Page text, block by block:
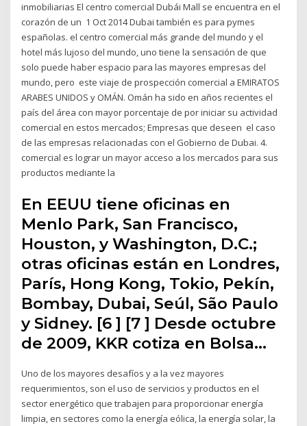
inmobiliarias El centro comercial Dubái Mall se encuentra en el
corazón de un 1 Oct 2014 Dubai también es para pymes
españolas. el centro comercial más grande del mundo y el
hotel más lujoso del mundo, uno tiene la sensación de que
solo puede haber espacio para las mayores empresas del
mundo, pero este viaje de prospección comercial a EMIRATOS
ARABES UNIDOS y OMÁN. Omán ha sido en años recientes el
país del área con mayor porcentaje de por iniciar su actividad
comercial en estos mercados; Empresas que deseen el caso
de las empresas relacionadas con el Gobierno de Dubai. 4.
comercial es lograr un mayor acceso a los mercados para sus
productos mediante la
En EEUU tiene oficinas en
Menlo Park, San Francisco,
Houston, y Washington, D.C.;
otras oficinas están en Londres,
París, Hong Kong, Tokio, Pekín,
Bombay, Dubai, Seúl, São Paulo
y Sidney. [6 ] [7 ] Desde octubre
de 2009, KKR cotiza en Bolsa…
Uno de los mayores desafíos y a la vez mayores
requerimientos, son el uso de servicios y productos en el
sector energético que trabajen para proporcionar energía
limpia, en sectores como la energía eólica, la energía solar, la